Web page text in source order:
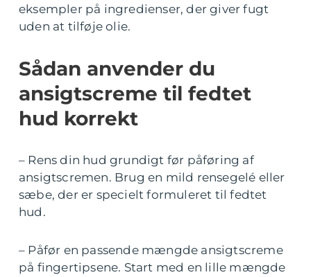
eksempler på ingredienser, der giver fugt
uden at tilføje olie.
Sådan anvender du
ansigtscreme til fedtet
hud korrekt
– Rens din hud grundigt før påføring af
ansigtscremen. Brug en mild rensegelé eller
sæbe, der er specielt formuleret til fedtet
hud.
– Påfør en passende mængde ansigtscreme
på fingertipsene. Start med en lille mængde